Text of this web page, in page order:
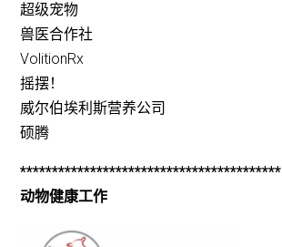
超级宠物
兽医合作社
VolitionRx
摇摆！
威尔伯埃利斯营养公司
硕腾
*****************************************
动物健康工作